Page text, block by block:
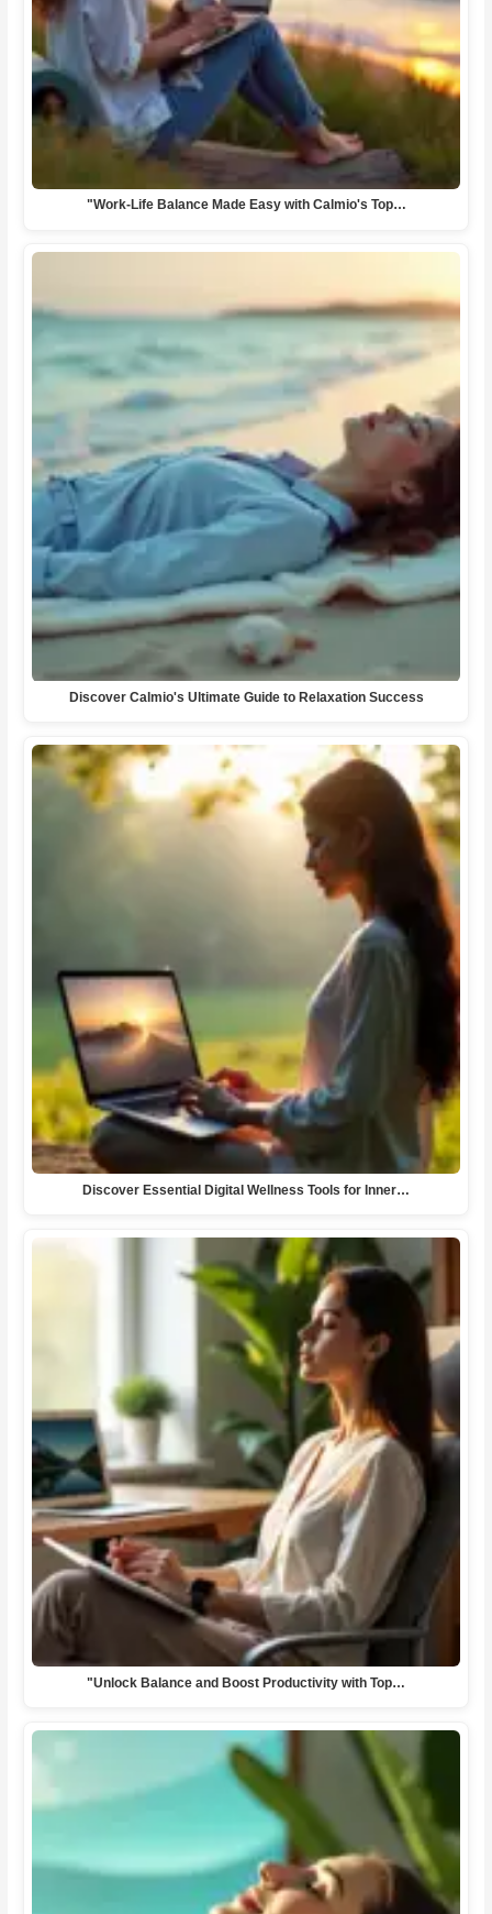
"Work-Life Balance Made Easy with Calmio's Top…
Discover Calmio's Ultimate Guide to Relaxation Success
Discover Essential Digital Wellness Tools for Inner…
"Unlock Balance and Boost Productivity with Top…